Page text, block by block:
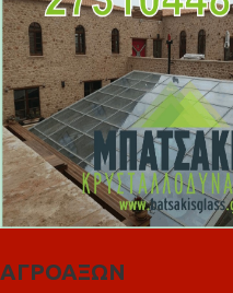
ΑΓΡΟΑΞΩΝ